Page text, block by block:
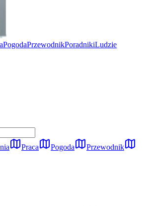
PogodaPrzewodnikPoradnikiLudzie
Praca Pogoda
Przewodnik